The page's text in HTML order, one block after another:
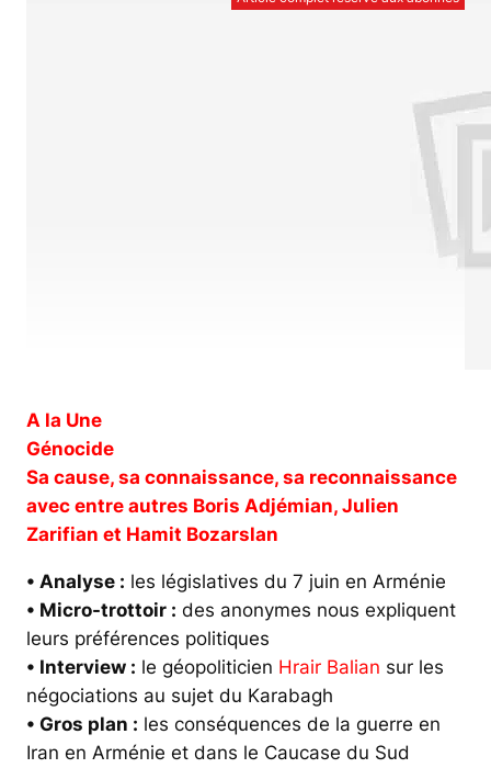
A la Une
Génocide
Sa cause, sa connaissance, sa reconnaissance
avec entre autres Boris Adjémian, Julien
Zarifian et Hamit Bozarslan
• Analyse : les législatives du 7 juin en Arménie
• Micro-trottoir : des anonymes nous expliquent
leurs préférences politiques
• Interview : le géopoliticien Hrair Balian sur les
négociations au sujet du Karabagh
• Gros plan : les conséquences de la guerre en
Iran en Arménie et dans le Caucase du Sud